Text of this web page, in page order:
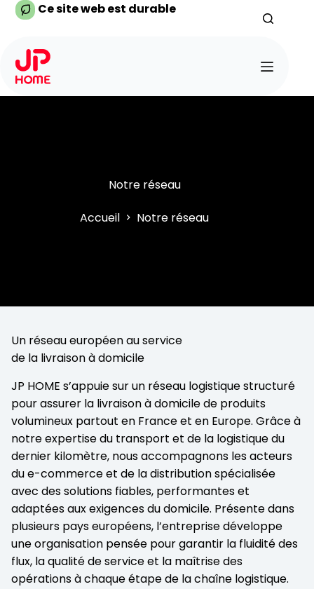
Passer Ce site web est durable
Notre réseau
Accueil Notre réseau
Un réseau européen au service
de la livraison à domicile
JP HOME s’appuie sur un réseau logistique structuré
pour assurer la livraison à domicile de produits
volumineux partout en France et en Europe. Grâce à
notre expertise du transport et de la logistique du
dernier kilomètre, nous accompagnons les acteurs
du e-commerce et de la distribution spécialisée
avec des solutions fiables, performantes et
adaptées aux exigences du domicile. Présente dans
plusieurs pays européens, l’entreprise développe
une organisation pensée pour garantir la fluidité des
flux, la qualité de service et la maîtrise des
opérations à chaque étape de la chaîne logistique.